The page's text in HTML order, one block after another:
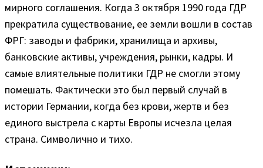
мирного соглашения. Когда 3 октября 1990 года ГДР
прекратила существование, ее земли вошли в состав
ФРГ: заводы и фабрики, хранилища и архивы,
банковские активы, учреждения, рынки, кадры. И
самые влиятельные политики ГДР не смогли этому
помешать. Фактически это был первый случай в
истории Германии, когда без крови, жертв и без
единого выстрела с карты Европы исчезла целая
страна. Символично и тихо.